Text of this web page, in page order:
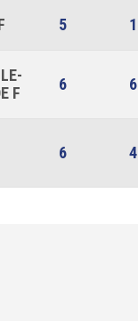
5 1
F
6 6
6 4